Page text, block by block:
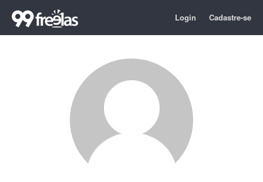
Login Cadastre-se